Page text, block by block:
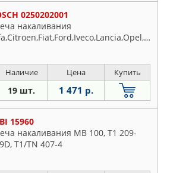
0250202001
накаливания
Alfa,Citroen,Fiat,Ford,Iveco,Lancia,Opel,Peugeot,Renault,Rover
Наличие Цена Купить
19 шт. 1 471 р.
15960
накаливания MB 100, T1 209-
T1/TN 407-4